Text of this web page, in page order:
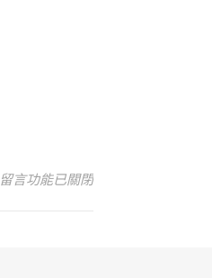
在〈257688〉中
留言功能已關閉